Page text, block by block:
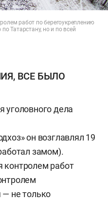
работ по берегоукреплению
Татарстану, но и по всей
ВСЕ БЫЛО
уголовного дела
он возглавлял 19
замом).
контролем работ
не только